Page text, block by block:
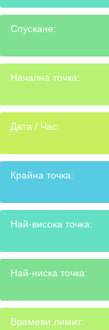
Спускане:
Начална точка:
Дата / Час:
Крайна точка:
Най-висока точка:
Най-ниска точка:
Времеви лимит: